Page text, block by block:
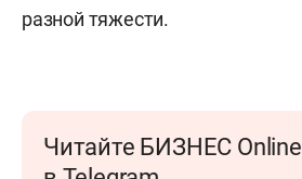
разной тяжести.
Читайте БИЗНЕС Online